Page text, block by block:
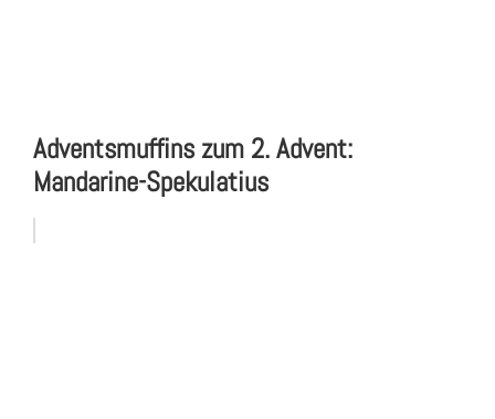
Adventsmuffins zum 2. Advent:
Mandarine-Spekulatius